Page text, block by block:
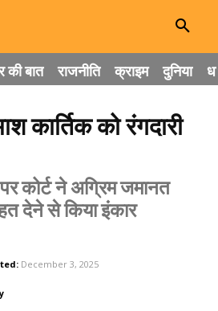
बात राजनीति क्राइम दुनिया
कार्तिक को रंगदारी
कोर्ट ने अग्रिम जमानत
देने से किया इंकार
December 3, 2025